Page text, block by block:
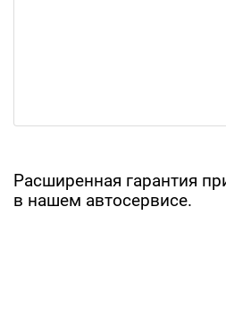
Расширенная гарантия
в нашем автосервисе.